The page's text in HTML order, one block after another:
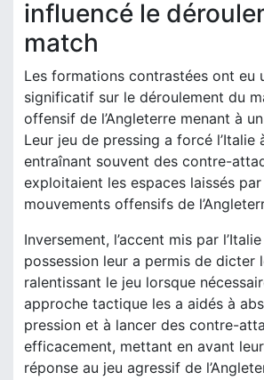
influencé le
match
Les formations contrastées ont eu
significatif sur le déroulement du
offensif de l’Angleterre menant à
Leur jeu de pressing a forcé l’Italie
entraînant souvent des contre-
exploitaient les espaces laissés
mouvements offensifs de
Inversement, l’accent mis par
possession leur a permis de dicter
ralentissant le jeu lorsque
approche tactique les a aidés à
pression et à lancer des contre-
efficacement, mettant en avant
réponse au jeu agressif de